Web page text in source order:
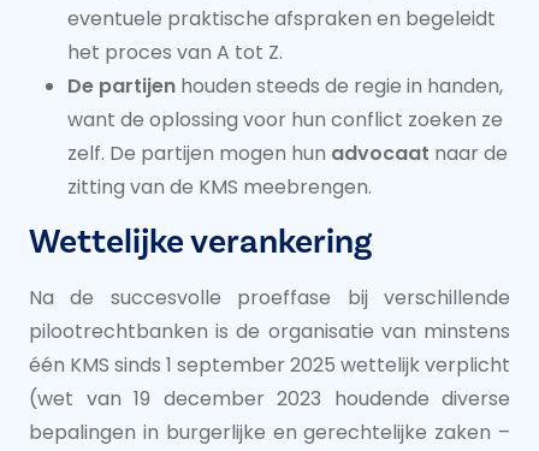
eventuele praktische afspraken en begeleidt
het proces van A tot Z.
De partijen houden steeds de regie in handen,
want de oplossing voor hun conflict zoeken ze
zelf. De partijen mogen hun advocaat naar de
zitting van de KMS meebrengen.
Wettelijke verankering
Na de succesvolle proeffase bij verschillende
pilootrechtbanken is de organisatie van minstens
één KMS sinds 1 september 2025 wettelijk verplicht
(wet van 19 december 2023 houdende diverse
bepalingen in burgerlijke en gerechtelijke zaken –